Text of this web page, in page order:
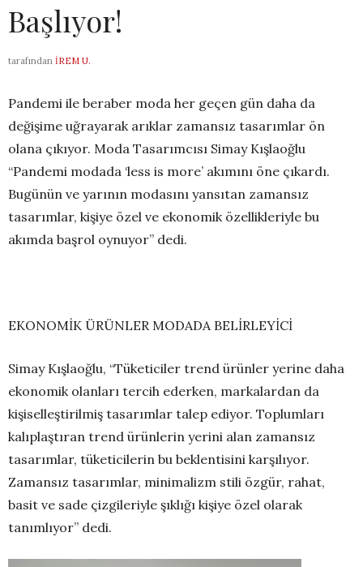
Başlıyor!
tarafından İREM U.
Pandemi ile beraber moda her geçen gün daha da
değişime uğrayarak arıklar zamansız tasarımlar ön
olana çıkıyor. Moda Tasarımcısı Simay Kışlaoğlu
“Pandemi modada ‘less is more’ akımını öne çıkardı.
Bugünün ve yarının modasını yansıtan zamansız
tasarımlar, kişiye özel ve ekonomik özellikleriyle bu
akımda başrol oynuyor” dedi.
EKONOMİK ÜRÜNLER MODADA BELİRLEYİCİ
Simay Kışlaoğlu, “Tüketiciler trend ürünler yerine daha
ekonomik olanları tercih ederken, markalardan da
kişiselleştirilmiş tasarımlar talep ediyor. Toplumları
kalıplaştıran trend ürünlerin yerini alan zamansız
tasarımlar, tüketicilerin bu beklentisini karşılıyor.
Zamansız tasarımlar, minimalizm stili özgür, rahat,
basit ve sade çizgileriyle şıklığı kişiye özel olarak
tanımlıyor” dedi.